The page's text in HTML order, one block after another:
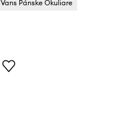
Vans Pánske Okuliare